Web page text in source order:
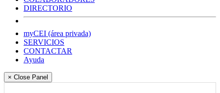
DIRECTORIO
myCEI (área privada)
SERVICIOS
CONTACTAR
Ayuda
× Close Panel